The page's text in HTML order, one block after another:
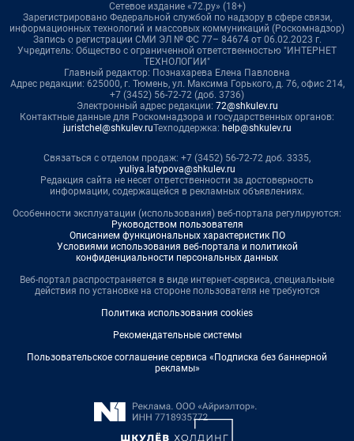
Сетевое издание «72.ру» (18+)
Зарегистрировано Федеральной службой по надзору в сфере связи,
информационных технологий и массовых коммуникаций (Роскомнадзор)
Запись о регистрации СМИ ЭЛ № ФС 77– 84674 от 06.02.2023 г.
Учредитель: Общество с ограниченной ответственностью "ИНТЕРНЕТ
ТЕХНОЛОГИИ"
Главный редактор: Познахарева Елена Павловна
Адрес редакции: 625000, г. Тюмень, ул. Максима Горького, д. 76, офис 214,
+7 (3452) 56-72-72 (доб. 3736)
Электронный адрес редакции: 72@shkulev.ru
Контактные данные для Роскомнадзора и государственных органов:
juristchel@shkulev.ruТехподдержка: help@shkulev.ru
Связаться с отделом продаж: +7 (3452) 56-72-72 доб. 3335,
yuliya.latypova@shkulev.ru
Редакция сайта не несет ответственности за достоверность
информации, содержащейся в рекламных объявлениях.
Особенности эксплуатации (использования) веб-портала регулируются:
Руководством пользователя
Описанием функциональных характеристик ПО
Условиями использования веб-портала и политикой
конфиденциальности персональных данных
Веб-портал распространяется в виде интернет-сервиса, специальные
действия по установке на стороне пользователя не требуются
Политика использования cookies
Рекомендательные системы
Пользовательское соглашение сервиса «Подписка без баннерной
рекламы»